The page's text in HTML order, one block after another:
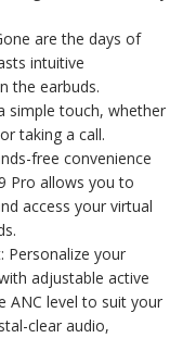
are the days of
intuitive
the earbuds.
simple touch, whether
taking a call.
free convenience
Pro allows you to
access your virtual
Personalize your
adjustable active
ANC level to suit your
clear audio,